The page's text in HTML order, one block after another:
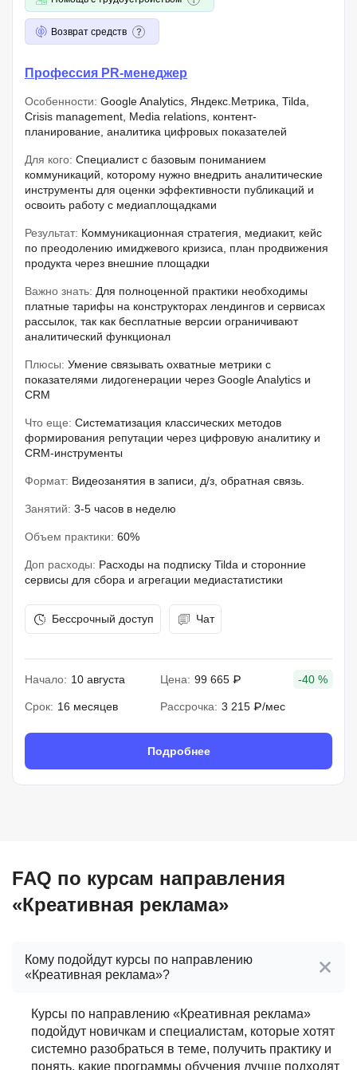
Возврат средств
Профессия PR-менеджер
Особенности: Google Analytics, Яндекс.Метрика, Tilda,
Crisis management, Media relations, контент-
планирование, аналитика цифровых показателей
Для кого: Специалист с базовым пониманием
коммуникаций, которому нужно внедрить аналитические
инструменты для оценки эффективности публикаций и
освоить работу с медиаплощадками
Результат: Коммуникационная стратегия, медиакит, кейс
по преодолению имиджевого кризиса, план продвижения
продукта через внешние площадки
Важно знать: Для полноценной практики необходимы
платные тарифы на конструкторах лендингов и сервисах
рассылок, так как бесплатные версии ограничивают
аналитический функционал
Плюсы: Умение связывать охватные метрики с
показателями лидогенерации через Google Analytics и
CRM
Что еще: Систематизация классических методов
формирования репутации через цифровую аналитику и
CRM-инструменты
Формат: Видеозанятия в записи, д/з, обратная связь.
Занятий: 3-5 часов в неделю
Объем практики: 60%
Доп расходы: Расходы на подписку Tilda и сторонние
сервисы для сбора и агрегации медиастатистики
Бессрочный доступ Чат
Начало: 10 августа Цена: 99 665 ₽ -40 %
Срок: 16 месяцев Рассрочка: 3 215 ₽/мес
Подробнее
FAQ по курсам направления
«Креативная реклама»
Кому подойдут курсы по направлению
«Креативная реклама»?
Курсы по направлению «Креативная реклама»
подойдут новичкам и специалистам, которые хотят
системно разобраться в теме, получить практику и
понять, какие программы обучения лучше подходят